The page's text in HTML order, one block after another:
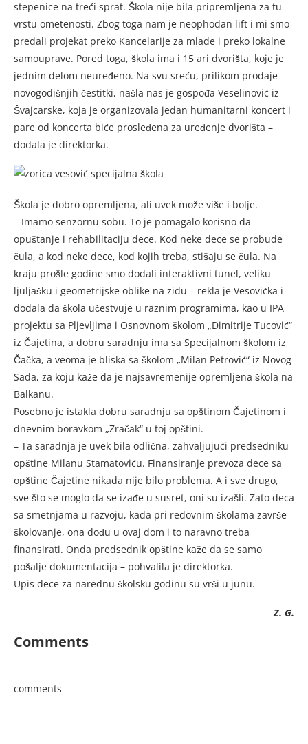
stepenice na treći sprat. Škola nije bila pripremljena za tu
vrstu ometenosti. Zbog toga nam je neophodan lift i mi smo
predali projekat preko Kancelarije za mlade i preko lokalne
samouprave. Pored toga, škola ima i 15 ari dvorišta, koje je
jednim delom neuređeno. Na svu sreću, prilikom prodaje
novogodišnjih čestitki, našla nas je gospođa Veselinović iz
Švajcarske, koja je organizovala jedan humanitarni koncert i
pare od koncerta biće prosleđena za uređenje dvorišta –
dodala je direktorka.
Škola je dobro opremljena, ali uvek može više i bolje.
– Imamo senzornu sobu. To je pomagalo korisno da
opuštanje i rehabilitaciju dece. Kod neke dece se probude
čula, a kod neke dece, kod kojih treba, stišaju se čula. Na
kraju prošle godine smo dodali interaktivni tunel, veliku
ljuljašku i geometrijske oblike na zidu – rekla je Vesovićka i
dodala da škola učestvuje u raznim programima, kao u IPA
projektu sa Pljevljima i Osnovnom školom „Dimitrije Tucović“
iz Čajetina, a dobru saradnju ima sa Specijalnom školom iz
Čačka, a veoma je bliska sa školom „Milan Petrović“ iz Novog
Sada, za koju kaže da je najsavremenije opremljena škola na
Balkanu.
Posebno je istakla dobru saradnju sa opštinom Čajetinom i
dnevnim boravkom „Zračak“ u toj opštini.
– Ta saradnja je uvek bila odlična, zahvaljujući predsedniku
opštine Milanu Stamatoviću. Finansiranje prevoza dece sa
opštine Čajetine nikada nije bilo problema. A i sve drugo,
sve što se moglo da se izađe u susret, oni su izašli. Zato deca
sa smetnjama u razvoju, kada pri redovnim školama završe
školovanje, ona dođu u ovaj dom i to naravno treba
finansirati. Onda predsednik opštine kaže da se samo
pošalje dokumentacija – pohvalila je direktorka.
Upis dece za narednu školsku godinu su vrši u junu.
Z. G.
Comments
comments